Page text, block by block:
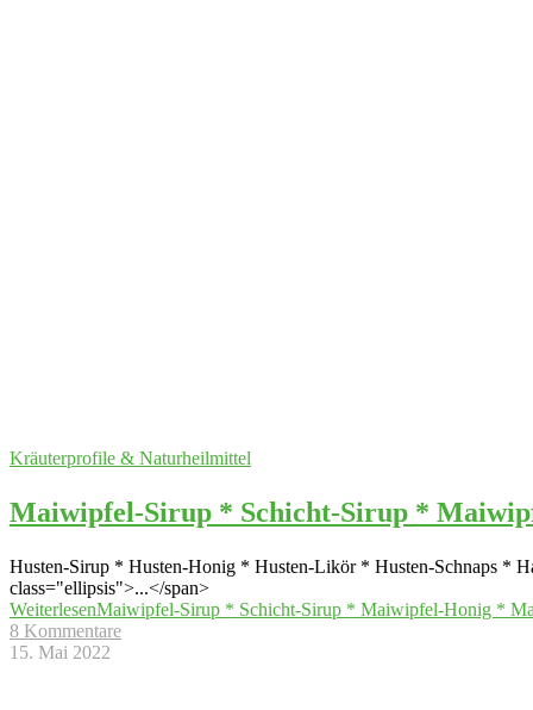
Kräuterprofile & Naturheilmittel
Maiwipfel-Sirup * Schicht-Sirup *
Husten-Sirup * Husten-Honig * Husten-Likör * Husten-Schnaps *
class="ellipsis">...</span>
WeiterlesenMaiwipfel-Sirup * Schicht-Sirup * Maiwipfel-Honig *
8 Kommentare
15. Mai 2022